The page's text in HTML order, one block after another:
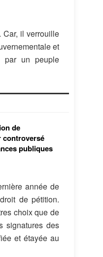
Car, il verrouille
et
par un peuple
de
controversé
publiques
année de
de pétition.
choix que de
signatures des
et étayée au